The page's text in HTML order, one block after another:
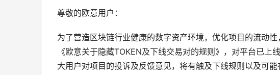
尊敬的欧意用户：
为了营造区块链行业健康的数字资产环境，优化项目的流动
《欧意关于隐藏TOKEN及下线交易对的规则》，对平台已
大用户对项目的投诉及反馈意见，将有触及下线规则以及可